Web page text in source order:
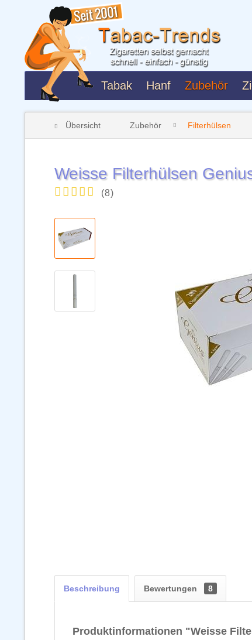
Tabak Hanf Zubehör
Übersicht Zubehör Filterhülsen
Weisse Filterhülsen
(8)
Beschreibung Bewertungen 8
Produktinformationen "Weisse